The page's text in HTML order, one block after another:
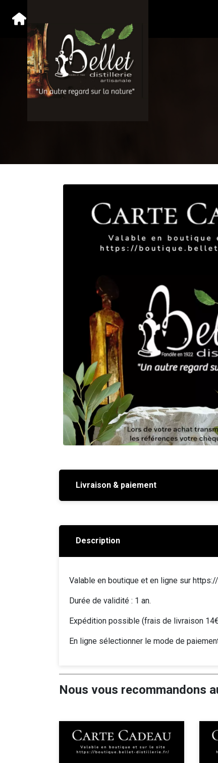
Livraison & paiement
Description
Valable en boutique et en ligne sur
Durée de validité : 1 an.
Expédition possible (frais de livraison
En ligne sélectionner le mode de
Nous vous recommandons